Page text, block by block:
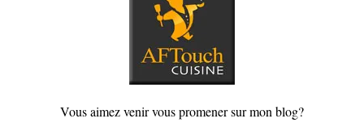
Vous aimez venir vous promener sur mon blog?